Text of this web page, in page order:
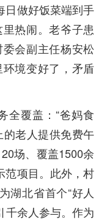
日做好饭菜端到手
里热闹。老爷子患
会副主任杨安松
境变好了，矛盾
全覆盖：“爸妈食
的老人提供免费午
场、覆盖1500余
范项目。此外，村
湖北省首个“好人
千余人参与。作为